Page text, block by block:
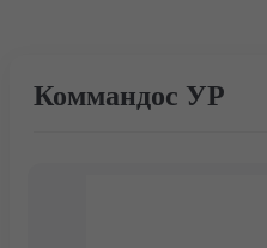
Коммандос УР